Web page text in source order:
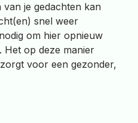
je gedachten kan
snel weer
om hier opnieuw
Het op deze manier
voor een gezonder,